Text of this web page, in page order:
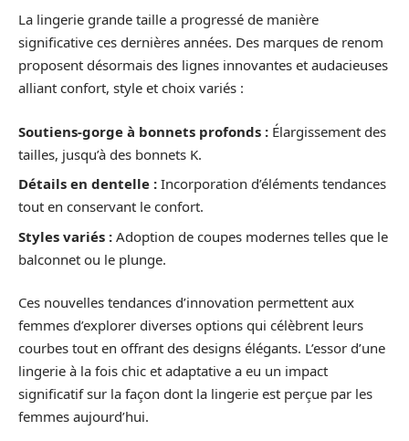
La lingerie grande taille a progressé de manière
significative ces dernières années. Des marques de renom
proposent désormais des lignes innovantes et audacieuses
alliant confort, style et choix variés :
Soutiens-gorge à bonnets profonds : Élargissement des
tailles, jusqu’à des bonnets K.
Détails en dentelle : Incorporation d’éléments tendances
tout en conservant le confort.
Styles variés : Adoption de coupes modernes telles que le
balconnet ou le plunge.
Ces nouvelles tendances d’innovation permettent aux
femmes d’explorer diverses options qui célèbrent leurs
courbes tout en offrant des designs élégants. L’essor d’une
lingerie à la fois chic et adaptative a eu un impact
significatif sur la façon dont la lingerie est perçue par les
femmes aujourd’hui.